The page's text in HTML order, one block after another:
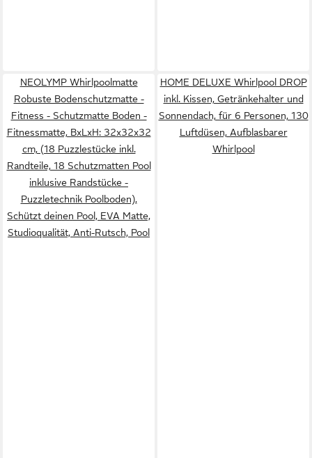
NEOLYMP Whirlpoolmatte
Robuste Bodenschutzmatte -
Fitness - Schutzmatte Boden -
Fitnessmatte, BxLxH: 32x32x32
cm, (18 Puzzlestücke inkl.
Randteile, 18 Schutzmatten Pool
inklusive Randstücke -
Puzzletechnik Poolboden),
Schützt deinen Pool, EVA Matte,
Studioqualität, Anti-Rutsch, Pool
HOME DELUXE Whirlpool DROP
inkl. Kissen, Getränkehalter und
Sonnendach, für 6 Personen, 130
Luftdüsen, Aufblasbarer
Whirlpool